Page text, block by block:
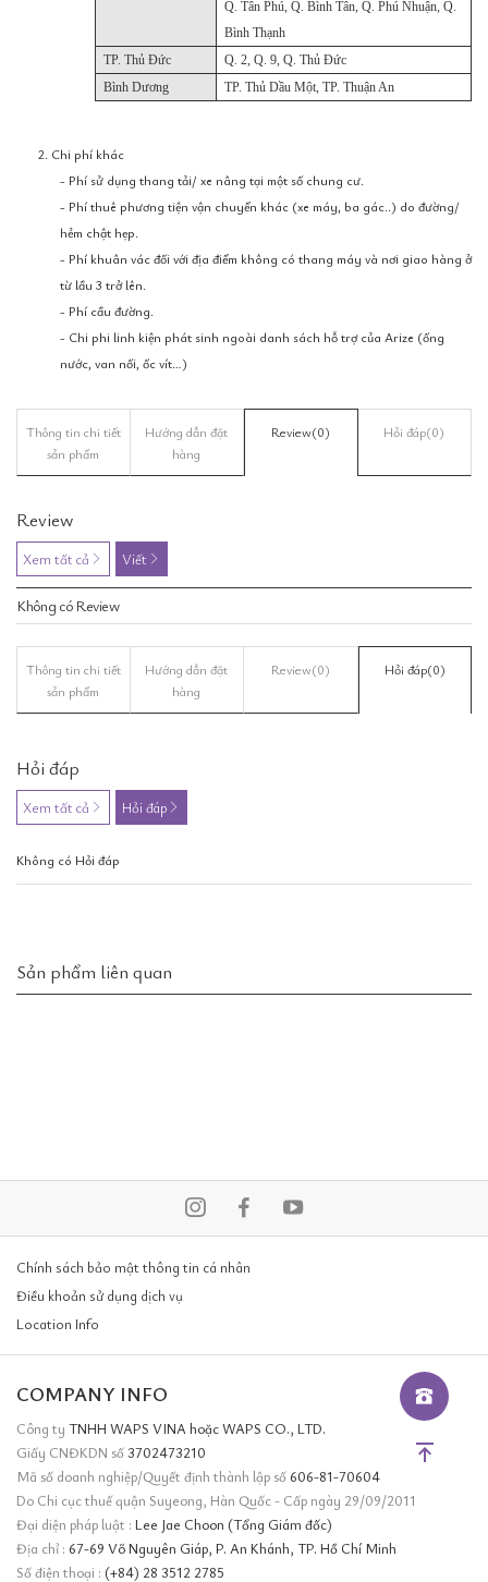
Q. Tân Phú, Q. Bình Tân, Q. Phú Nhuận, Q.
Bình Thạnh
TP. Thủ Đức
Q. 2, Q. 9, Q. Thủ Đức
Bình Dương
TP. Thủ Dầu Một, TP. Thuận An
2. Chi phí khác
- Phí sử dụng thang tải/ xe nâng tại một số chung cư.
- Phí thuê phương tiện vận chuyển khác (xe máy, ba gác..) do đường/
hẻm chật hẹp.
- Phí khuân vác đối với địa điểm không có thang máy và nơi giao hàng ở
từ lầu 3 trở lên.
- Phí cầu đường.
- Chi phi linh kiện phát sinh ngoài danh sách hỗ trợ của Arize (ống
nước, van nối, ốc vít…)
Thông tin chi tiết
sản phẩm
Hướng dẫn đặt
hàng
Review(0) Hỏi đáp(0)
Review
Xem tất cả Viết
Không có Review
Thông tin chi tiết
sản phẩm
Hướng dẫn đặt
hàng
Review(0) Hỏi đáp(0)
Hỏi đáp
Xem tất cả Hỏi đáp
Không có Hỏi đáp
Sản phẩm liên quan
Chính sách bảo mật thông tin cá nhân
Điều khoản sử dụng dịch vụ
Location Info
COMPANY INFO
Công ty TNHH WAPS VINA hoặc WAPS CO., LTD.
Giấy CNĐKDN số3702473210
Mã số doanh nghiệp/Quyết định thành lập số 606-81-70604
Do Chi cục thuế quận Suyeong, Hàn Quốc - Cấp ngày 29/09/2011
Đại diện pháp luật : Lee Jae Choon (Tổng Giám đốc)
Địa chỉ : 67-69 Võ Nguyên Giáp, P. An Khánh, TP. Hồ Chí Minh
Số điện thoại : (+84) 28 3512 2785